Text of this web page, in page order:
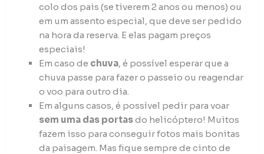
colo dos pais (se tiverem 2 anos ou menos) ou
em um assento especial, que deve ser pedido
na hora da reserva. E elas pagam preços
especiais!
Em caso de chuva, é possível esperar que a
chuva passe para fazer o passeio ou reagendar
o voo para outro dia.
Em alguns casos, é possível pedir para voar
sem uma das portasdo helicóptero! Muitos
fazem isso para conseguir fotos mais bonitas
da paisagem. Mas fique sempre de cinto de